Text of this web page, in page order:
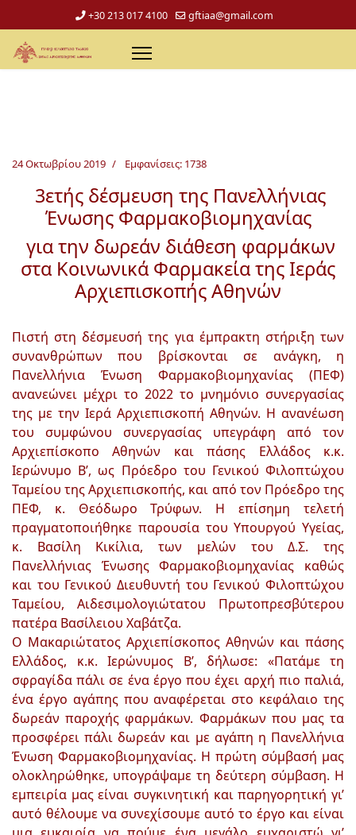
+30 213 017 4100 gftiaa@gmail.com
24 Οκτωβρίου 2019 Εμφανίσεις: 1738
3ετής δέσμευση της Πανελλήνιας
Ένωσης Φαρμακοβιομηχανίας
για την δωρεάν διάθεση φαρμάκων
στα Κοινωνικά Φαρμακεία της Ιεράς
Αρχιεπισκοπής Αθηνών
Πιστή στη δέσμευσή της για έμπρακτη στήριξη των
συνανθρώπων που βρίσκονται σε ανάγκη, η
Πανελλήνια Ένωση Φαρμακοβιομηχανίας (ΠΕΦ)
ανανεώνει μέχρι το 2022 το μνημόνιο συνεργασίας
της με την Ιερά Αρχιεπισκοπή Αθηνών. Η ανανέωση
του συμφώνου συνεργασίας υπεγράφη από τον
Αρχιεπίσκοπο Αθηνών και πάσης Ελλάδος κ.κ.
Ιερώνυμο Β’, ως Πρόεδρο του Γενικού Φιλοπτώχου
Ταμείου της Αρχιεπισκοπής, και από τον Πρόεδρο της
ΠΕΦ, κ. Θεόδωρο Τρύφων. Η επίσημη τελετή
πραγματοποιήθηκε παρουσία του Υπουργού Υγείας,
κ. Βασίλη Κικίλια, των μελών του Δ.Σ. της
Πανελλήνιας Ένωσης Φαρμακοβιομηχανίας καθώς
και του Γενικού Διευθυντή του Γενικού Φιλοπτώχου
Ταμείου, Αιδεσιμολογιώτατου Πρωτοπρεσβύτερου
πατέρα Βασίλειου Χαβάτζα.
Ο Μακαριώτατος Αρχιεπίσκοπος Αθηνών και πάσης
Ελλάδος, κ.κ. Ιερώνυμος Β’, δήλωσε: «Πατάμε τη
σφραγίδα πάλι σε ένα έργο που έχει αρχή πιο παλιά,
ένα έργο αγάπης που αναφέρεται στο κεφάλαιο της
δωρεάν παροχής φαρμάκων. Φαρμάκων που μας τα
προσφέρει πάλι δωρεάν και με αγάπη η Πανελλήνια
Ένωση Φαρμακοβιομηχανίας. Η πρώτη σύμβασή μας
ολοκληρώθηκε, υπογράψαμε τη δεύτερη σύμβαση. Η
εμπειρία μας είναι συγκινητική και παρηγορητική γι’
αυτό θέλουμε να συνεχίσουμε αυτό το έργο και είναι